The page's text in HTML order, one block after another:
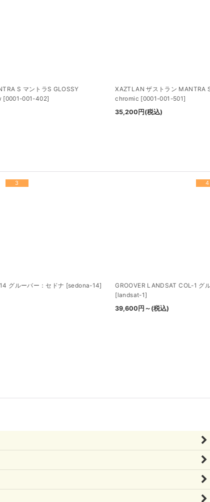
S マントラS GLOSSY
[0001-001-402]
XAZTLAN ザストラン MANTRA
chromic [0001-001-501]
35,200 円 (税込)
3
グルーバー：セドナ [sedona-14]
4
GROOVER LANDSAT COL-1 グ
[landsat-1]
39,600 円 ～ (税込)